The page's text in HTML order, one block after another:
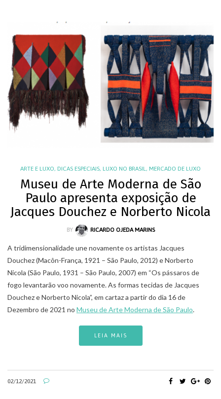
ARTE E LUXO, DICAS ESPECIAIS, LUXO NO BRASIL, MERCADO DE LUXO
Museu de Arte Moderna de São
Paulo apresenta exposição de
Jacques Douchez e Norberto Nicola
BY RICARDO OJEDA MARINS
A tridimensionalidade une novamente os artistas Jacques
Douchez (Macôn-França, 1921 – São Paulo, 2012) e Norberto
Nicola (São Paulo, 1931 – São Paulo, 2007) em “Os pássaros de
fogo levantarão voo novamente. As formas tecidas de Jacques
Douchez e Norberto Nicola”, em cartaz a partir do dia 16 de
Dezembro de 2021 no Museu de Arte Moderna de São Paulo.
LEIA MAIS
02/12/2021